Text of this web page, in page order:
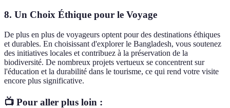
8. Un Choix Éthique pour le Voyage
De plus en plus de voyageurs optent pour des destinations éthiques
et durables. En choisissant d'explorer le Bangladesh, vous soutenez
des initiatives locales et contribuez à la préservation de la
biodiversité. De nombreux projets vertueux se concentrent sur
l'éducation et la durabilité dans le tourisme, ce qui rend votre visite
encore plus significative.
📺 Pour aller plus loin :